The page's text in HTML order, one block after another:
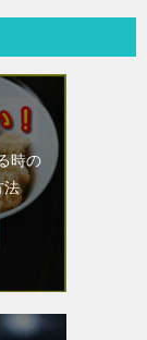
時の
法